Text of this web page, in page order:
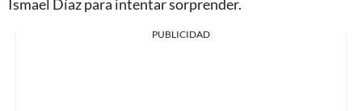
Ismael Díaz para intentar sorprender.
PUBLICIDAD